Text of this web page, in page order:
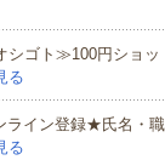
シゴト≫100円ショッ
る
ライン登録★氏名・職
る